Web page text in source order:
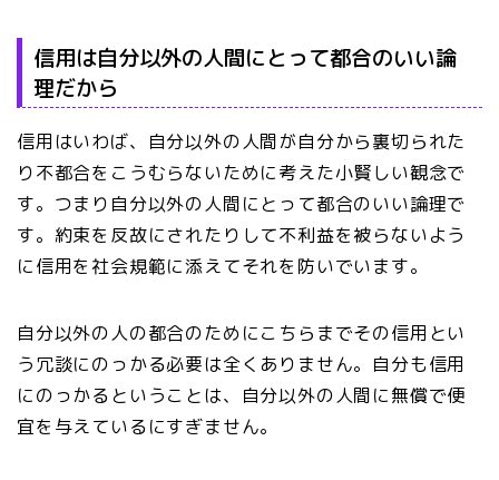
信用は自分以外の人間にとって都合のいい論
理だから
信用はいわば、自分以外の人間が自分から裏切られた
り不都合をこうむらないために考えた小賢しい観念で
す。つまり自分以外の人間にとって都合のいい論理で
す。約束を反故にされたりして不利益を被らないよう
に信用を社会規範に添えてそれを防いでいます。
自分以外の人の都合のためにこちらまでその信用とい
う冗談にのっかる必要は全くありません。自分も信用
にのっかるということは、自分以外の人間に無償で便
宜を与えているにすぎません。